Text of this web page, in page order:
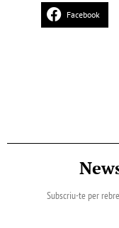
Facebook
Subscriu-te per